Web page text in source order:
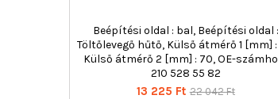
Beépítési oldal : bal, Beépítési oldal :
Töltőlevegő hűtő, Külső átmérő 1 [mm]
Külső átmérő 2 [mm] : 70, OE-
210 528 55 82
Ár
13 225 Ft Normál
22 042 Ft